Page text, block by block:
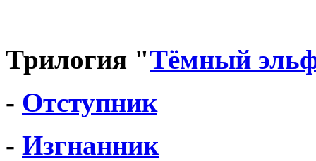
Трилогия "Тёмный
- Отступник
- Изгнанник